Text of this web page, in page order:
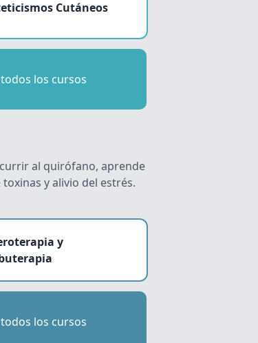
Cutáneos
los cursos
al quirófano, aprende
y alivio del estrés.
y
los cursos